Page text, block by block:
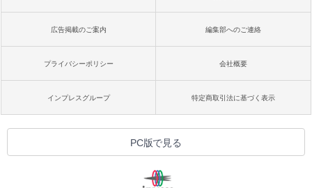
広告掲載のご案内 編集部へのご連絡
プライバシーポリシー 会社概要
インプレスグループ 特定商取引法に基づく表示
PC版で見る